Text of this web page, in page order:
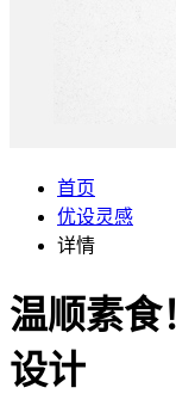
首页
优设灵感
详情
温顺素食
设计